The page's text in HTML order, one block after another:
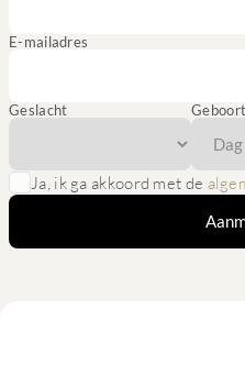
E-mailadres
Geslacht
Ja, ik ga akkoord met de